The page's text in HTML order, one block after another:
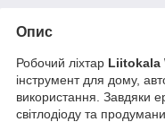
Опис
Робочий ліхтар Liitokala
інструмент для дому,
використання. Завдяки
світлодіоду та